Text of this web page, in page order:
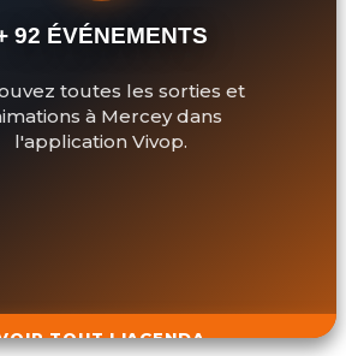
92 ÉVÉNEMENTS
toutes les sorties et
à Mercey dans
l'application Vivop.
TOUT L'AGENDA